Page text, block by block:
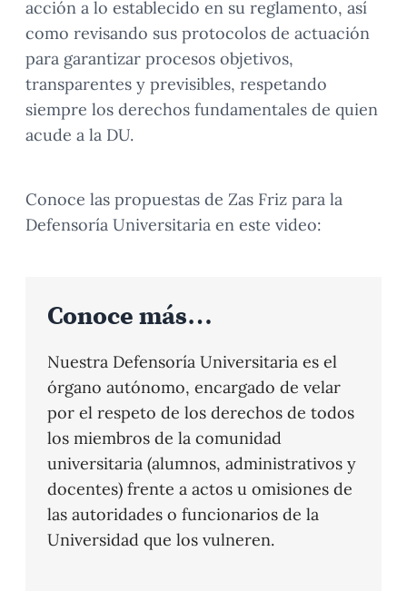
acción a lo establecido en su reglamento, así
como revisando sus protocolos de actuación
para garantizar procesos objetivos,
transparentes y previsibles, respetando
siempre los derechos fundamentales de quien
acude a la DU.
Conoce las propuestas de Zas Friz para la
Defensoría Universitaria en este video:
Conoce más…
Nuestra Defensoría Universitaria es el
órgano autónomo, encargado de velar
por el respeto de los derechos de todos
los miembros de la comunidad
universitaria (alumnos, administrativos y
docentes) frente a actos u omisiones de
las autoridades o funcionarios de la
Universidad que los vulneren.